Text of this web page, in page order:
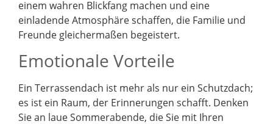
einem wahren Blickfang machen und eine
einladende Atmosphäre schaffen, die Familie und
Freunde gleichermaßen begeistert.
Emotionale Vorteile
Ein Terrassendach ist mehr als nur ein Schutzdach;
es ist ein Raum, der Erinnerungen schafft. Denken
Sie an laue Sommerabende, die Sie mit Ihren